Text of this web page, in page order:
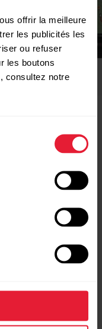
offrir la meilleure
les publicités les
ou refuser
les boutons
consultez notre